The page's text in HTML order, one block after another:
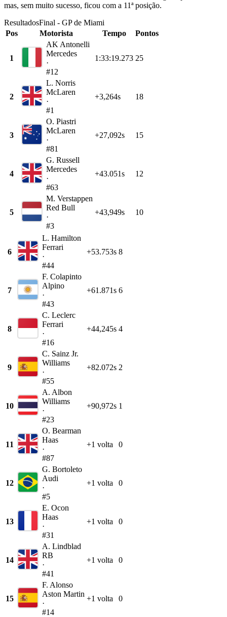
mas, sem muito sucesso, ficou com a 11ª posição.
ResultadosFinal - GP de Miami
Pos
Motorista Tempo Pontos
1
AK Antonelli
Mercedes
·
#12
1:33:19.273 25
2
L. Norris
McLaren
·
#1
+3,264s 18
3
O. Piastri
McLaren
·
#81
+27,092s 15
4
G. Russell
Mercedes
·
#63
+43.051s 12
5
M. Verstappen
Red Bull
·
#3
+43,949s 10
6
L. Hamilton
Ferrari
·
#44
+53.753s 8
7
F. Colapinto
Alpino
·
#43
+61.871s 6
8
C. Leclerc
Ferrari
·
#16
+44,245s 4
9
C. Sainz Jr.
Williams
·
#55
+82.072s 2
10
A. Albon
Williams
·
#23
+90,972s 1
11
O. Bearman
Haas
·
#87
+1 volta 0
12
G. Bortoleto
Audi
·
#5
+1 volta 0
13
E. Ocon
Haas
·
#31
+1 volta 0
14
A. Lindblad
RB
·
#41
+1 volta 0
15
F. Alonso
Aston Martin
·
#14
+1 volta 0